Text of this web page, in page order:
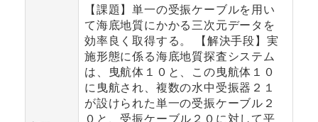
【課題】単一の受振ケーブルを用い
て海底地質にかかる三次元データを
効率良く取得する。 【解決手段】実
施形態に係る海底地質探査システム
は、曳航体１０と、この曳航体１０
に曳航され、複数の水中受振器２１
が設けられた単一の受振ケーブル２
０と、受振ケーブル２０に対して平